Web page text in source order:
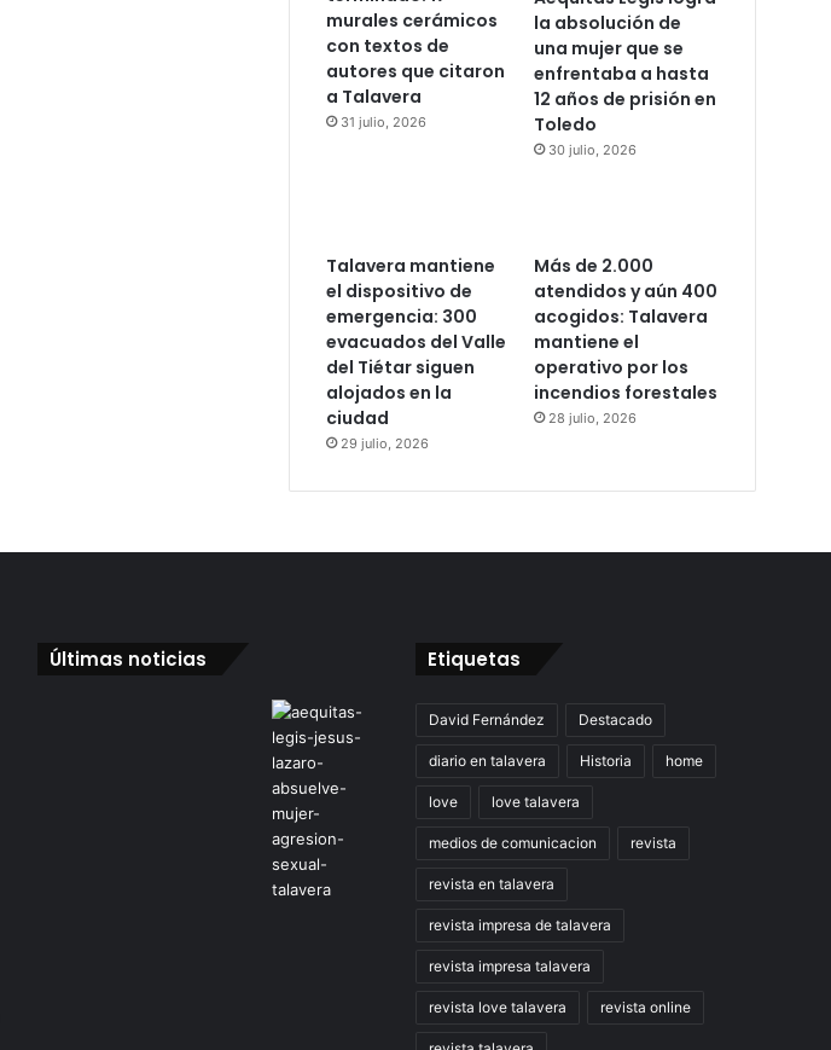
murales cerámicos
con textos de
autores que citaron
a Talavera
31 julio, 2026
la absolución de
una mujer que se
enfrentaba a hasta
12 años de prisión en
Toledo
30 julio, 2026
Talavera mantiene
el dispositivo de
emergencia: 300
evacuados del Valle
del Tiétar siguen
alojados en la
ciudad
29 julio, 2026
Más de 2.000
atendidos y aún 400
acogidos: Talavera
mantiene el
operativo por los
incendios forestales
28 julio, 2026
Últimas noticias Etiquetas
David Fernández Destacado
diario en talavera Historia home
love love talavera
medios de comunicacion revista
revista en talavera
revista impresa de talavera
revista impresa talavera
revista love talavera revista online